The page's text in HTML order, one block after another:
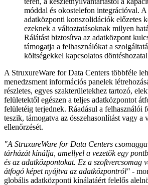
móddal és okostelefon integrációval.
adatközponti konszolidációk előzetes
ezeknek a változtatásoknak milyen
Rálátást biztosítva az adatközpont
támogatja a felhasználókat a
költségekkel kapcsolatos
A StruxureWare for Data Centers többféle
menedzsment információs panelek
részletes, egyes szakterületekhez tartozó,
felületektől egészen a teljes adatközpontot
felületéig terjednek. Ráadásul a felhasználói
teszik, támogatva az összehasonlítást vagy
ellenőrzését.
"A StruxureWare for Data Centers
tárházát kínálja, amellyel a vezetők egy
és az adatközpontokat. Ez a
átfogó képet nyújtva az adatközpontról" -
globális adatközponti kínálatáért felelős